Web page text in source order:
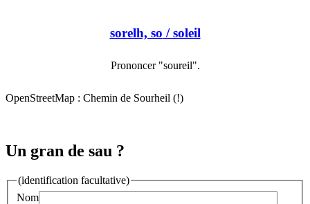
sorelh, so / soleil
Prononcer "soureil".
OpenStreetMap : Chemin de Sourheil (!)
Un gran de sau ?
(identification facultative)
Nom